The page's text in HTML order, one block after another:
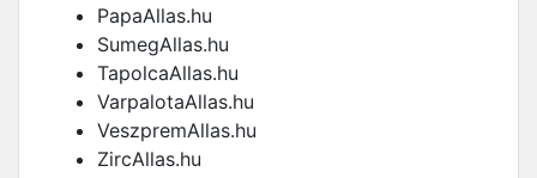
PapaAllas.hu
SumegAllas.hu
TapolcaAllas.hu
VarpalotaAllas.hu
VeszpremAllas.hu
ZircAllas.hu